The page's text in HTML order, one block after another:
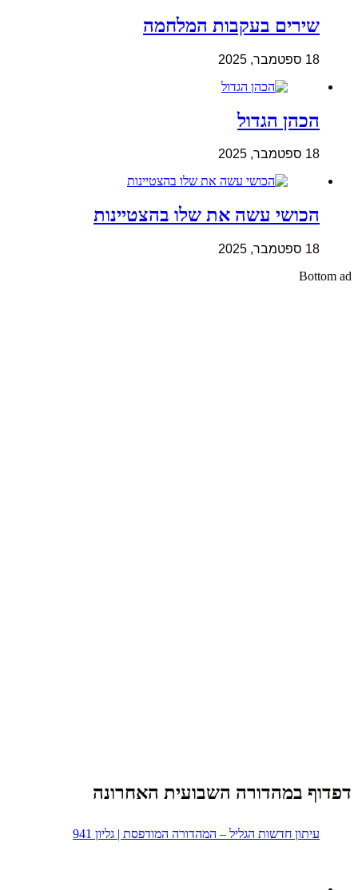
שירים בעקבות המלחמה
18 ספטמבר, 2025
הכהן הגדול
18 ספטמבר, 2025
הכושי עשה את שלו בהצטיינות
18 ספטמבר, 2025
Bottom ad
דפדוף במהדורה השבועית האחרונה
עיתון חדשות הגליל – המהדורה המודפסת | גליון 941